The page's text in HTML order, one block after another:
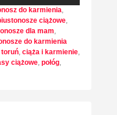
do karmienia,
ciążowe,
dla mam,
do karmienia
toruń, ciąża i karmienie,
ciążowe, połóg,